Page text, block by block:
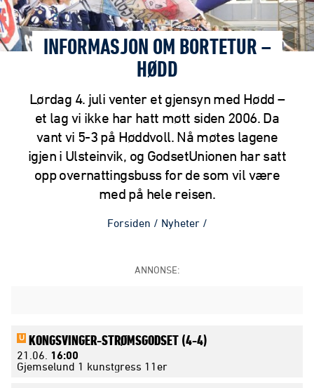
INFORMASJON OM BORTETUR –
HØDD
Lørdag 4. juli venter et gjensyn med Hødd –
et lag vi ikke har hatt møtt siden 2006. Da
vant vi 5-3 på Høddvoll. Nå møtes lagene
igjen i Ulsteinvik, og GodsetUnionen har satt
opp overnattingsbuss for de som vil være
med på hele reisen.
Forsiden / Nyheter /
ANNONSE:
U KONGSVINGER-STRØMSGODSET (4-4)
21.06.
16:00
Gjemselund 1 kunstgress 11er